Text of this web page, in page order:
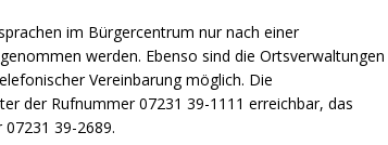
im Bürgercentrum nur nach einer
werden. Ebenso sind die Ortsverwaltungen
Vereinbarung möglich. Die
der Rufnummer 07231 39-1111 erreichbar, das
39-2689.